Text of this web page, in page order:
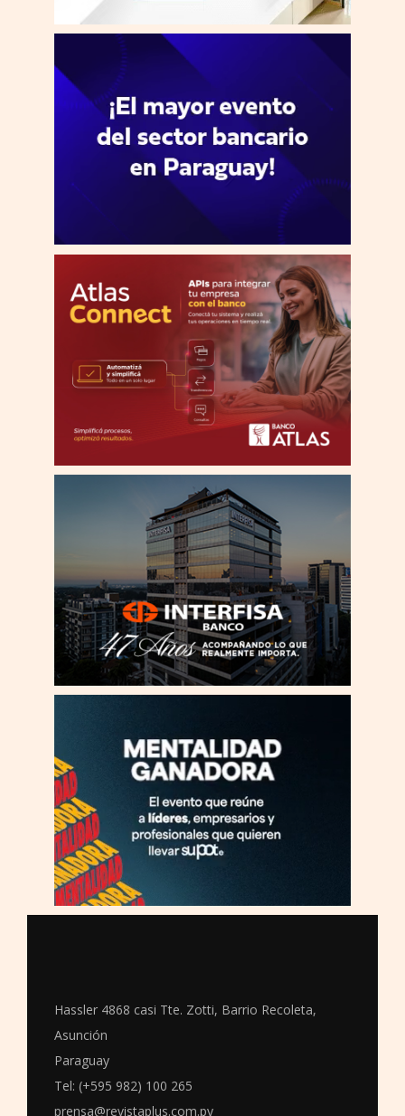
Hassler 4868 casi Tte. Zotti, Barrio Recoleta,
Asunción
Paraguay
Tel: (+595 982) 100 265
prensa@revistaplus.com.py